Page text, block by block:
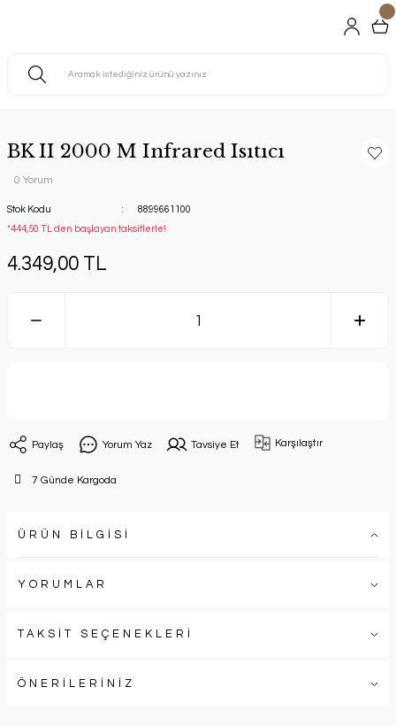
BK II 2000 M Infrared Isıtıcı
0 Yorum
Stok Kodu
8899661100
*444,50 TL den başlayan taksitlerle!
4.349,00 TL
Paylaş Yorum Yaz Tavsiye Et Karşılaştır
7 Günde Kargoda
ÜRÜN BİLGİSİ
YORUMLAR
TAKSİT SEÇENEKLERİ
ÖNERİLERİNİZ